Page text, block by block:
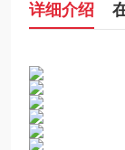
详细介绍